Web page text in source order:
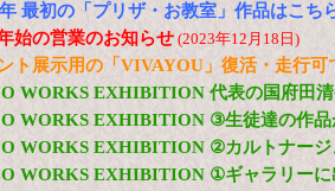
最初の「プリザ・お教室」作品はこち
始の営業のお知らせ (2023年12月18日)
ト展示用の「VIVAYOU」復活・走行可
WORKS EXHIBITION 代表の国府田
WORKS EXHIBITION ③生徒達の作品
WORKS EXHIBITION ②カルトナージ
WORKS EXHIBITION ①ギャラリーに